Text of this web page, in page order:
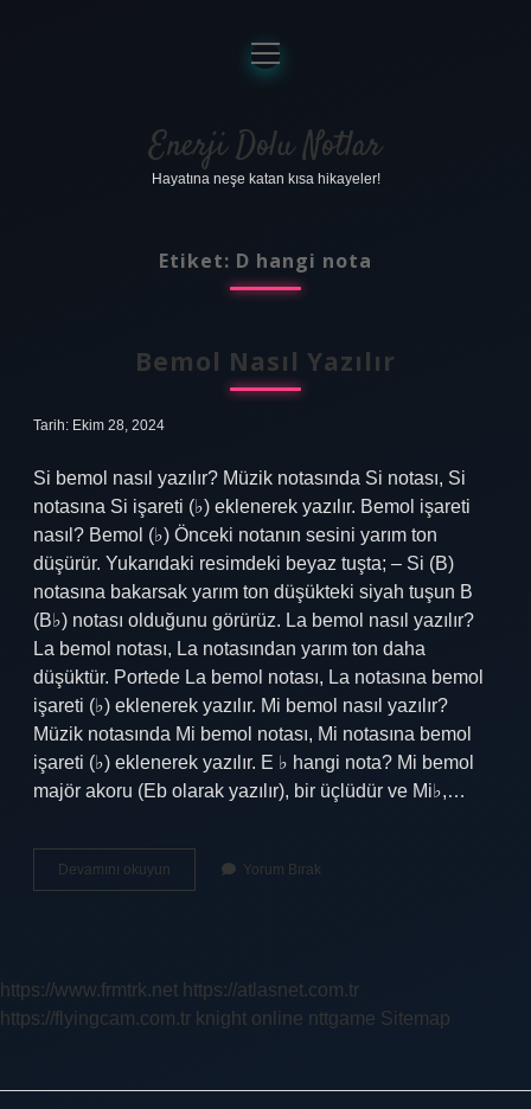
Anasayfa
Gizlilik Politikası
Yasal Uyarı
menüyü
aç
Enerji Dolu Notlar
Hayatına neşe katan kısa hikayeler!
Etiket: D hangi nota
Bemol Nasıl Yazılır
Tarih: Ekim 28, 2024
Si bemol nasıl yazılır? Müzik notasında Si notası, Si
notasına Si işareti (♭) eklenerek yazılır. Bemol işareti
nasıl? Bemol (♭) Önceki notanın sesini yarım ton
düşürür. Yukarıdaki resimdeki beyaz tuşta; – Si (B)
notasına bakarsak yarım ton düşükteki siyah tuşun B
(B♭) notası olduğunu görürüz. La bemol nasıl yazılır?
La bemol notası, La notasından yarım ton daha
düşüktür. Portede La bemol notası, La notasına bemol
işareti (♭) eklenerek yazılır. Mi bemol nasıl yazılır?
Müzik notasında Mi bemol notası, Mi notasına bemol
işareti (♭) eklenerek yazılır. E ♭ hangi nota? Mi bemol
majör akoru (Eb olarak yazılır), bir üçlüdür ve Mi♭,…
Devamını okuyun
Nasıl
Yorum Bırak
https://www.frmtrk.net https://atlasnet.com.tr
https://flyingcam.com.tr knight online nttgame Sitemap